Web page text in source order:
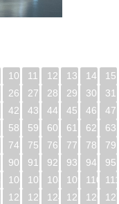
10 11 12 13 14
15
26 27 28 29 30
31
42 43 44 45 46
47
58 59 60 61 62
63
74 75 76 77 78
79
90 91 92 93 94
95
106 107 108 109 110
122 123 124 125 126